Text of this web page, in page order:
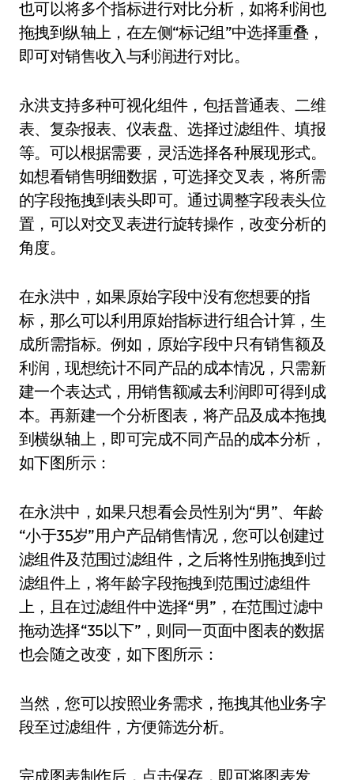
也可以将多个指标进行对比分析，如将利润也
拖拽到纵轴上，在左侧“标记组”中选择重叠，
即可对销售收入与利润进行对比。
永洪支持多种可视化组件，包括普通表、二维
表、复杂报表、仪表盘、选择过滤组件、填报
等。可以根据需要，灵活选择各种展现形式。
如想看销售明细数据，可选择交叉表，将所需
的字段拖拽到表头即可。通过调整字段表头位
置，可以对交叉表进行旋转操作，改变分析的
角度。
在永洪中，如果原始字段中没有您想要的指
标，那么可以利用原始指标进行组合计算，生
成所需指标。例如，原始字段中只有销售额及
利润，现想统计不同产品的成本情况，只需新
建一个表达式，用销售额减去利润即可得到成
本。再新建一个分析图表，将产品及成本拖拽
到横纵轴上，即可完成不同产品的成本分析，
如下图所示：
在永洪中，如果只想看会员性别为“男”、年龄
“小于35岁”用户产品销售情况，您可以创建过
滤组件及范围过滤组件，之后将性别拖拽到过
滤组件上，将年龄字段拖拽到范围过滤组件
上，且在过滤组件中选择“男”，在范围过滤中
拖动选择“35以下”，则同一页面中图表的数据
也会随之改变，如下图所示：
当然，您可以按照业务需求，拖拽其他业务字
段至过滤组件，方便筛选分析。
完成图表制作后，点击保存，即可将图表发